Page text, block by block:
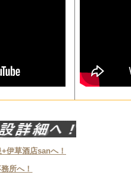
伊草酒店sanへ！
所へ！